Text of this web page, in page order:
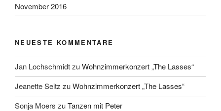
November 2016
NEUESTE KOMMENTARE
Jan LochschmidtzuWohnzimmerkonzert „The Lasses“
Jeanette Seitz zuWohnzimmerkonzert „The Lasses“
Sonja Moers zuTanzen mit Peter